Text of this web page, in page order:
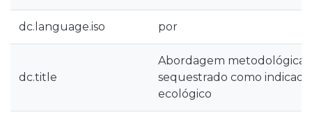
dc.language.iso por
dc.title
Abordagem metodológica
sequestrado como
ecológico